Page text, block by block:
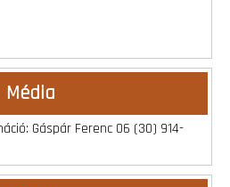
Média
Gáspár Ferenc 06 (30) 914-